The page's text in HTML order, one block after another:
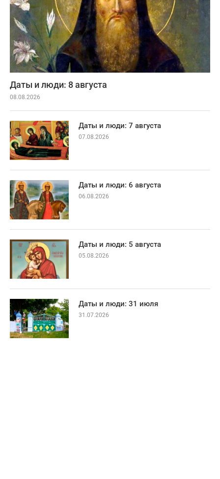
Даты и люди: 8 августа
08.08.2026
Даты и люди: 7 августа
07.08.2026
Даты и люди: 6 августа
06.08.2026
Даты и люди: 5 августа
05.08.2026
Даты и люди: 31 июля
31.07.2026